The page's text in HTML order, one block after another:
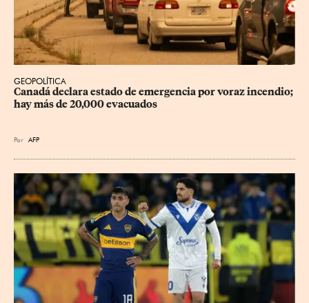
GEOPOLÍTICA
Canadá declara estado de emergencia por voraz incendio;
hay más de 20,000 evacuados
Por AFP